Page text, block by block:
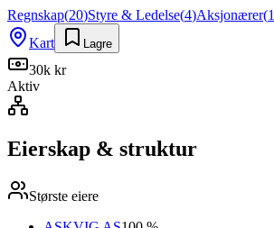
Regnskap(20)Styre & Ledelse(4)Aksjonærer(1
Kart
Lagre
30k kr
Aktiv
Eierskap & struktur
Største eiere